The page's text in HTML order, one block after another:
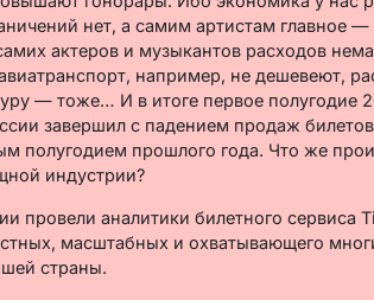
нет, а самим артистам главное
актеров и музыкантов расходов
например, не дешевеют,
— тоже… И в итоге первое полугодие
завершил с падением продаж
полугодием прошлого года. Что же
индустрии?
провели аналитики билетного сервиса
масштабных и охватывающего
страны.